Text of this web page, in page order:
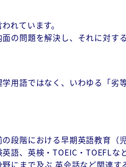
れています。
の問題を解決し、それに対す
用語ではなく、いわゆる「劣
段階における早期英語教育（児
語、英検・TOEIC・TOEFLな
にまで及ぶ 英会話など関連す